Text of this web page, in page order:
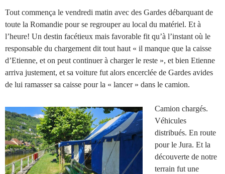
Tout commença le vendredi matin avec des Gardes débarquant de
toute la Romandie pour se regrouper au local du matériel. Et à
l’heure! Un destin facétieux mais favorable fit qu’à l’instant où le
responsable du chargement dit tout haut « il manque que la caisse
d’Etienne, et on peut continuer à charger le reste », et bien Etienne
arriva justement, et sa voiture fut alors encerclée de Gardes avides
de lui ramasser sa caisse pour la « lancer » dans le camion.
Camion chargés.
Véhicules
distribués. En route
pour le Jura. Et la
découverte de notre
terrain fut une